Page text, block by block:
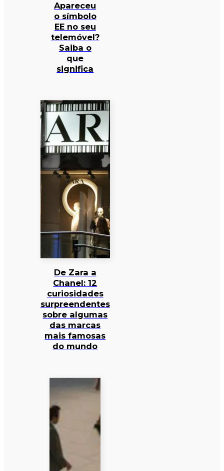
Apareceu
o símbolo
EE no seu
telemóvel?
Saiba o
que
significa
De Zara a
Chanel: 12
curiosidades
surpreendentes
sobre algumas
das marcas
mais famosas
do mundo